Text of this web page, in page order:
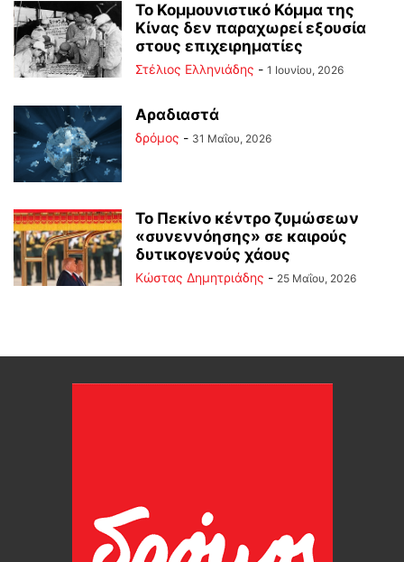
Το Κομμουνιστικό Κόμμα της
Κίνας δεν παραχωρεί εξουσία
στους επιχειρηματίες
Στέλιος Ελληνιάδης - 1 Ιουνίου, 2026
Αραδιαστά
δρόμος - 31 Μαΐου, 2026
Το Πεκίνο κέντρο ζυμώσεων
«συνεννόησης» σε καιρούς
δυτικογενούς χάους
Kώστας Δημητριάδης - 25 Μαΐου, 2026